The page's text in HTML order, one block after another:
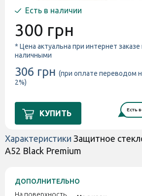
Есть в наличии
300 грн
* Цена актуальна при интернет заказе
наличными
306 грн (при оплате переводом
2%)
КУПИТЬ Есть
Характеристики Защитное
A52 Black Premium
ДОПОЛНИТЕЛЬНО